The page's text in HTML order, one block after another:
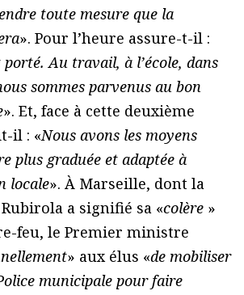
toute mesure que la
». Pour l’heure assure-t-il :
Au travail, à l’école, dans
sommes parvenus au bon
». Et, face à cette deuxième
il : «Nous avons les moyens
plus graduée et adaptée à
locale». À Marseille, dont la
a signifié sa «colère »
feu, le Premier ministre
» aux élus «de mobiliser
municipale pour faire